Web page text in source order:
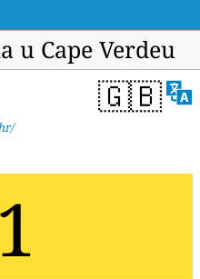
u Cape Verdeu
🇬🇧